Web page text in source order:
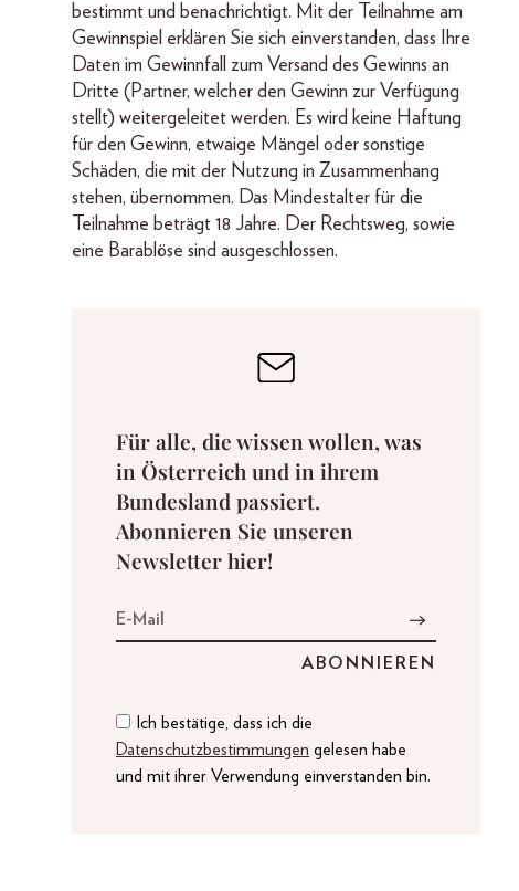
bestimmt und benachrichtigt. Mit der Teilnahme am
Gewinnspiel erklären Sie sich einverstanden, dass Ihre
Daten im Gewinnfall zum Versand des Gewinns an
Dritte (Partner, welcher den Gewinn zur Verfügung
stellt) weitergeleitet werden. Es wird keine Haftung
für den Gewinn, etwaige Mängel oder sonstige
Schäden, die mit der Nutzung in Zusammenhang
stehen, übernommen. Das Mindestalter für die
Teilnahme beträgt 18 Jahre. Der Rechtsweg, sowie
eine Barablöse sind ausgeschlossen.
Für alle, die wissen wollen, was
in Österreich und in ihrem
Bundesland passiert.
Abonnieren Sie unseren
Newsletter hier!
Ich bestätige, dass ich die
Datenschutzbestimmungen gelesen habe
und mit ihrer Verwendung einverstanden bin.